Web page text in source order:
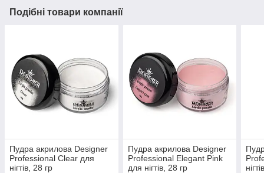
Подібні товари компанії
Пудра акрилова Designer
Professional Clear для
нігтів, 28 гр
Пудра акрилова Designer
Professional Elegant Pink
для нігтів, 28 гр